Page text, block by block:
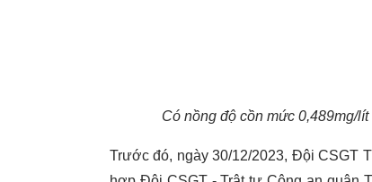
Có nồng độ cồn mức 0,489mg/
Trước đó, ngày 30/12/2023, Đội CSGT